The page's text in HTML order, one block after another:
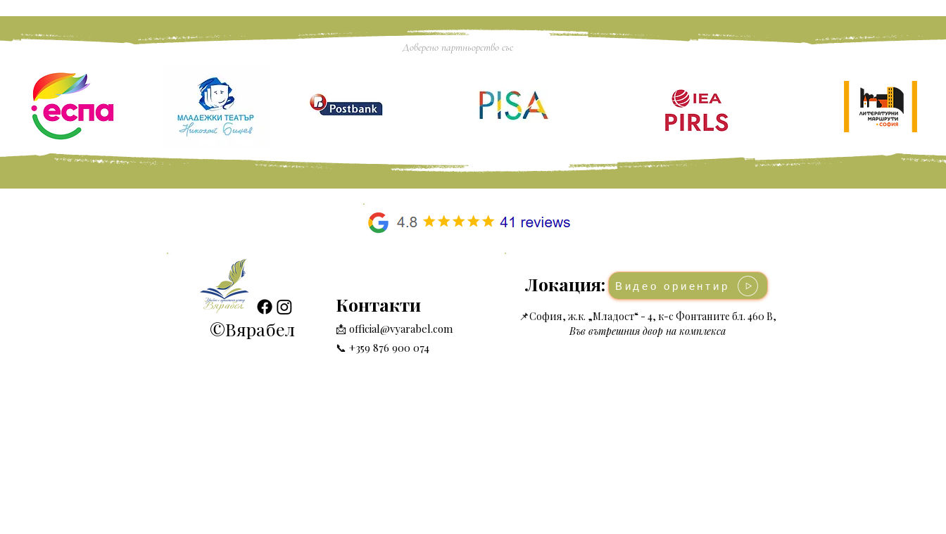
Доверено партньорство със
©Вярабел
Контакти
📩 official@vyarabel.com
📞 +359 876 900 074
Видео ориентир
Локация:
📌София, ж.к. „Младост“ - 4, к-с Фонтаните бл. 460 В,
Във вътрешния двор на комплекса